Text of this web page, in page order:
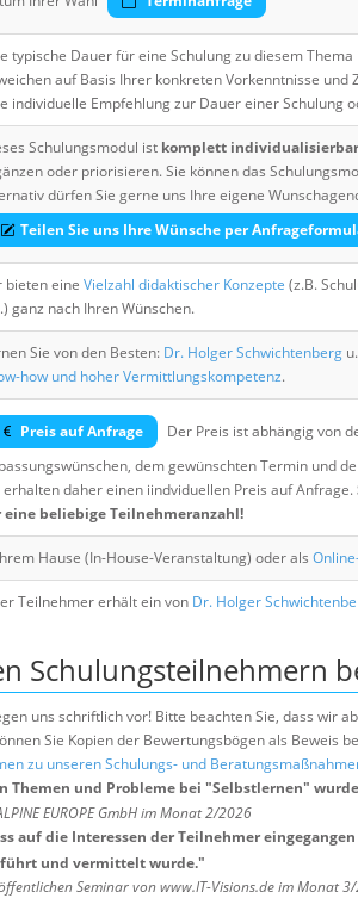
typische Dauer für eine Schulung zu diesem Thema
auf Basis Ihrer konkreten Vorkenntnisse und
individuelle Empfehlung zur Dauer einer Schulung
Schulungsmodul ist komplett individualisierbar
oder priorisieren. Sie können das
dürfen Sie gerne uns Ihre eigene
Teilen Sie uns Ihre Wünsche per
bieten eine Vielzahl didaktischer Konzepte (z.B.
ganz nach Ihren Wünschen.
Sie von den Besten: Dr. Holger Schwichtenberg
how und hoher Vermittlungskompetenz.
Preis auf Anfrage
Der Preis ist abhängig von
dem gewünschten Termin und
erhalten daher einen iindviduellen Preis auf Anfrage.
beliebige Teilnehmeranzahl!
Hause (In-House-Veranstaltung) oder als
Teilnehmer erhält ein von Dr. Holger
Schulungsteilnehmern
uns schriftlich vor! Bitte beachten Sie, dass wir
Sie Kopien der Bewertungsbögen als Beweis
zu unseren Schulungs- und
Themen und Probleme bei "Selbstlernen"
EUROPE GmbH im Monat 2/2026
auf die Interessen der Teilnehmer
und vermittelt wurde."
Seminar von www.IT-Visions.de im Monat